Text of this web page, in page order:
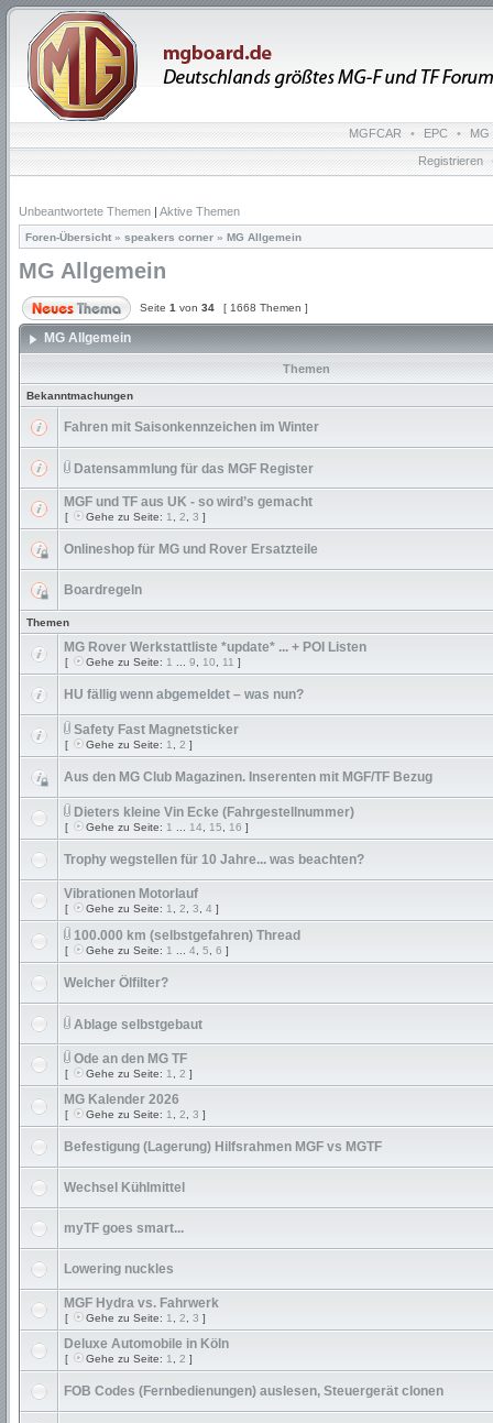
MGFCAR • EPC • MG
Registrieren
Unbeantwortete Themen | Aktive Themen
Foren-Übersicht » speakers corner » MG Allgemein
MG Allgemein
Seite 1 von 34 [ 1668 Themen ]
MG Allgemein
Themen
Bekanntmachungen
Fahren mit Saisonkennzeichen im Winter
Datensammlung für das MGF Register
MGF und TF aus UK - so wird’s gemacht
[ Gehe zu Seite: 1 2 3 ]
Onlineshop für MG und Rover Ersatzteile
Boardregeln
Themen
MG Rover Werkstattliste *update* ... + POI Listen
[ Gehe zu Seite: 1 9 10 11 ]
HU fällig wenn abgemeldet – was nun?
Safety Fast Magnetsticker
[ Gehe zu Seite: 1 2 ]
Aus den MG Club Magazinen. Inserenten mit MGF/TF Bezug
Dieters kleine Vin Ecke (Fahrgestellnummer)
[ Gehe zu Seite: 1 14 15 16 ]
Trophy wegstellen für 10 Jahre... was beachten?
Vibrationen Motorlauf
[ Gehe zu Seite: 1 2 3 4 ]
100.000 km (selbstgefahren) Thread
[ Gehe zu Seite: 1 4 5 6 ]
Welcher Ölfilter?
Ablage selbstgebaut
Ode an den MG TF
[ Gehe zu Seite: 1 2 ]
MG Kalender 2026
[ Gehe zu Seite: 1 2 3 ]
Befestigung (Lagerung) Hilfsrahmen MGF vs MGTF
Wechsel Kühlmittel
myTF goes smart...
Lowering nuckles
MGF Hydra vs. Fahrwerk
[ Gehe zu Seite: 1 2 3 ]
Deluxe Automobile in Köln
[ Gehe zu Seite: 1 2 ]
FOB Codes (Fernbedienungen) auslesen, Steuergerät clonen